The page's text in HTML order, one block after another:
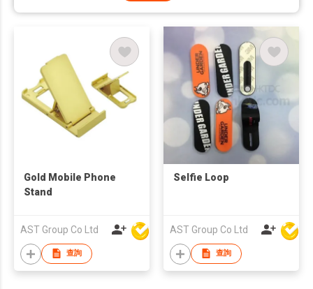
Gold Mobile Phone
Stand
AST Group Co Ltd
查詢
Selfie Loop
AST Group Co Ltd
查詢